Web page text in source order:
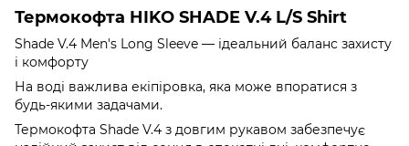
Термокофта HIKO SHADE V.4 L/S Shirt
Shade V.4 Men's Long Sleeve — ідеальний баланс захисту
і комфорту
На воді важлива екіпіровка, яка може впоратися з
будь-якими задачами.
Термокофта Shade V.4 з довгим рукавом забезпечує